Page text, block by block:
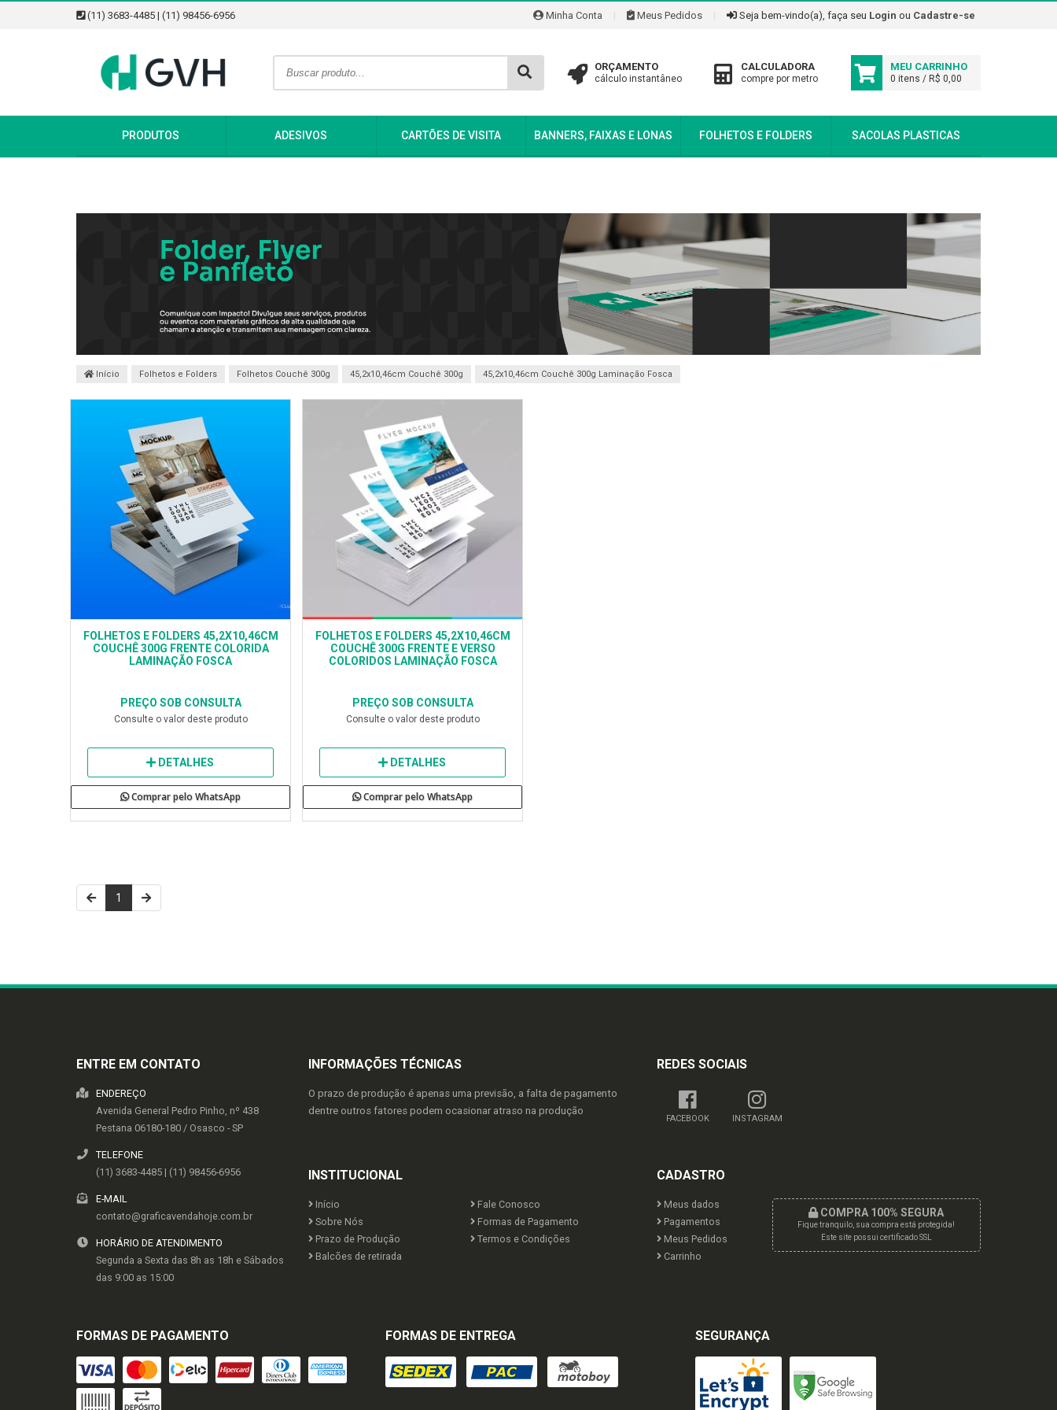
(11) 3683-4485 | (11) 98456-6956 Minha Conta Meus Pedidos Seja bem-vindo(a), faça seu Login ou Cadastre-se
ORÇAMENTO
cálculo instantâneo
CALCULADORA
compre por metro
MEU CARRINHO
0 itens / R$ 0,00
PRODUTOS ADESIVOS CARTÕES DE VISITA BANNERS, FAIXAS E LONAS FOLHETOS E FOLDERS SACOLAS PLASTICAS
Início Folhetos e Folders Folhetos Couchê 300g 45,2x10,46cm Couchê 300g 45,2x10,46cm Couchê 300g Laminação Fosca
FOLHETOS E FOLDERS 45,2X10,46CM
COUCHÊ 300G FRENTE COLORIDA
LAMINAÇÃO FOSCA
PREÇO SOB CONSULTA
Consulte o valor deste produto
DETALHES
Comprar pelo WhatsApp
FOLHETOS E FOLDERS 45,2X10,46CM
COUCHÊ 300G FRENTE E VERSO
COLORIDOS LAMINAÇÃO FOSCA
PREÇO SOB CONSULTA
Consulte o valor deste produto
DETALHES
Comprar pelo WhatsApp
1
ENTRE EM CONTATO
ENDEREÇO
Avenida General Pedro Pinho, nº 438
Pestana 06180-180 / Osasco - SP
TELEFONE
(11) 3683-4485 | (11) 98456-6956
E-MAIL
contato@graficavendahoje.com.br
HORÁRIO DE ATENDIMENTO
Segunda a Sexta das 8h as 18h e Sábados
das 9:00 as 15:00
INFORMAÇÕES TÉCNICAS
O prazo de produção é apenas uma previsão, a falta de pagamento
dentre outros fatores podem ocasionar atraso na produção
REDES SOCIAIS
FACEBOOK INSTAGRAM
INSTITUCIONAL
Início
Fale Conosco
Sobre Nós
Formas de Pagamento
Prazo de Produção
Termos e Condições
Balcões de retirada
CADASTRO
Meus dados
Pagamentos
Meus Pedidos
Carrinho
COMPRA 100% SEGURA
Fique tranquilo, sua compra está protegida!
Este site possui certificado SSL
FORMAS DE PAGAMENTO FORMAS DE ENTREGA SEGURANÇA